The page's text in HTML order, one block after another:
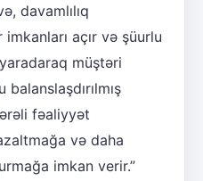
davamlılıq
açır və şüurlu
müştəri
fəaliyyət
və daha
imkan verir.”